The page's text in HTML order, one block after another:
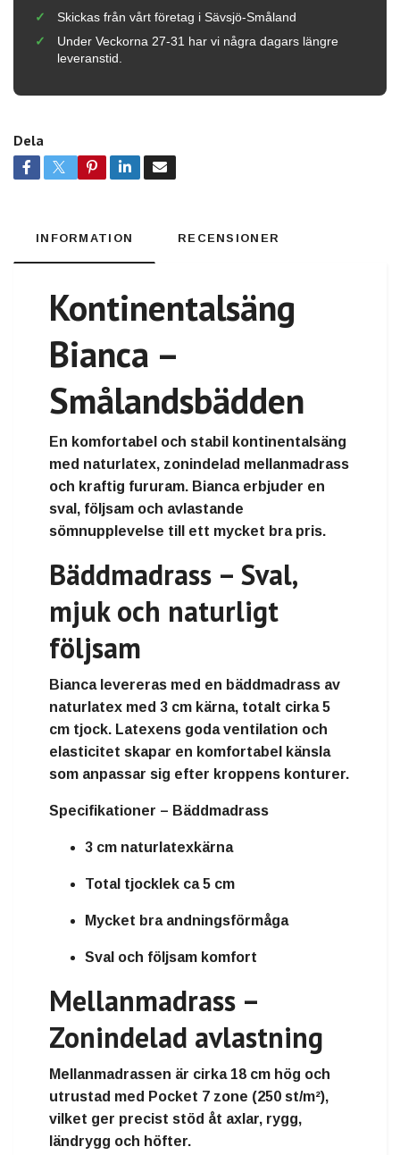
Skickas från vårt företag i Sävsjö-Småland
Under Veckorna 27-31 har vi några dagars längre
leveranstid.
Dela
INFORMATION RECENSIONER
Kontinentalsäng
Bianca –
Smålandsbädden
En komfortabel och stabil kontinentalsäng
med naturlatex, zonindelad mellanmadrass
och kraftig fururam. Bianca erbjuder en
sval, följsam och avlastande
sömnupplevelse till ett mycket bra pris.
Bäddmadrass – Sval,
mjuk och naturligt
följsam
Bianca levereras med en bäddmadrass av
naturlatex med 3 cm kärna, totalt cirka5
cm tjock. Latexens goda ventilation och
elasticitet skapar en komfortabel känsla
som anpassar sig efter kroppens konturer.
Specifikationer – Bäddmadrass
3 cm naturlatexkärna
Total tjocklek ca 5 cm
Mycket bra andningsförmåga
Sval och följsam komfort
Mellanmadrass –
Zonindelad avlastning
Mellanmadrassen är cirka 18 cm hög och
utrustad med Pocket 7 zone (250 st/m²),
vilket ger precist stöd åt axlar, rygg,
ländrygg och höfter.